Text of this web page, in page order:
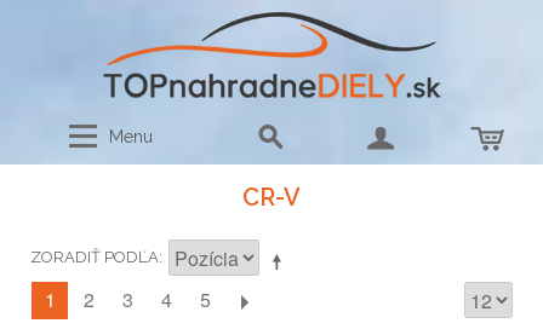
Menu
CR-V
ZORADIŤ PODĽA
1 2 3 4 5